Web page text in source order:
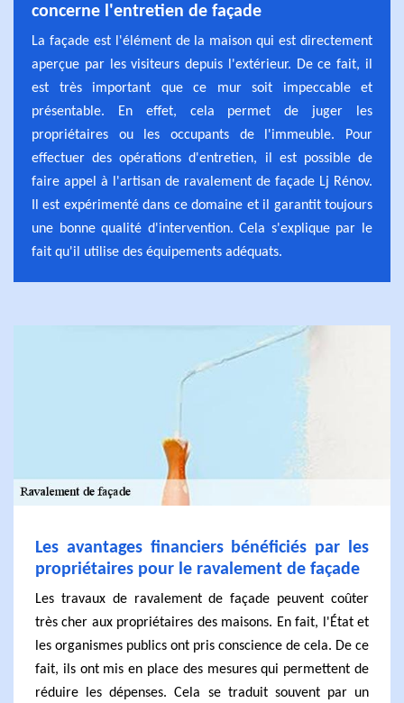
concerne l'entretien de façade
La façade est l'élément de la maison qui est directement
aperçue par les visiteurs depuis l'extérieur. De ce fait, il
est très important que ce mur soit impeccable et
présentable. En effet, cela permet de juger les
propriétaires ou les occupants de l'immeuble. Pour
effectuer des opérations d'entretien, il est possible de
faire appel à l'artisan de ravalement de façade Lj Rénov.
Il est expérimenté dans ce domaine et il garantit toujours
une bonne qualité d'intervention. Cela s'explique par le
fait qu'il utilise des équipements adéquats.
Les avantages financiers bénéficiés par les
propriétaires pour le ravalement de façade
Les travaux de ravalement de façade peuvent coûter
très cher aux propriétaires des maisons. En fait, l'État et
les organismes publics ont pris conscience de cela. De ce
fait, ils ont mis en place des mesures qui permettent de
réduire les dépenses. Cela se traduit souvent par un